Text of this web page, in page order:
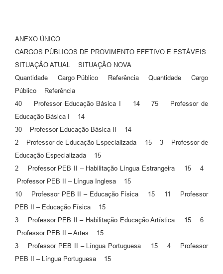
ANEXO ÚNICO
CARGOS PÚBLICOS DE PROVIMENTO EFETIVO E ESTÁVEIS
SITUAÇÃO ATUAL SITUAÇÃO NOVA
Quantidade Cargo Público Referência Quantidade Cargo
Público Referência
40 Professor Educação Básica I 14 75 Professor de
Educação Básica I 14
30 Professor Educação Básica II 14
2 Professor de Educação Especializada 15 3 Professor de
Educação Especializada 15
2 Professor PEB II – Habilitação Língua Estrangeira 15 4
Professor PEB II – Língua Inglesa 15
10 Professor PEB II – Educação Física 15 11 Professor
PEB II – Educação Física 15
3 Professor PEB II – Habilitação Educação Artística 15 6
Professor PEB II – Artes 15
3 Professor PEB II – Língua Portuguesa 15 4 Professor
PEB II – Língua Portuguesa 15